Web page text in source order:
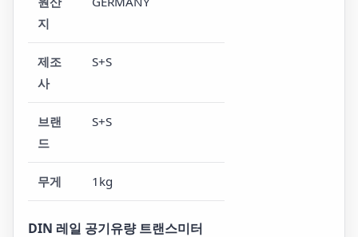
지
제조
사
S+S
브랜
드
S+S
무게 1kg
DIN 레일 공기유량 트랜스미터